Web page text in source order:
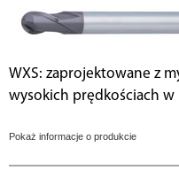
WXS: zaprojektowane z
wysokich prędkościach w
Pokaż informacje o produkcie